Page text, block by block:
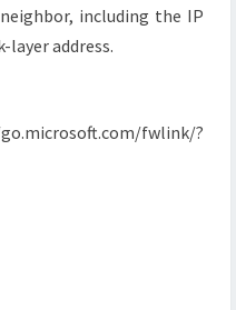
including the IP
layer address.
fwlink/?